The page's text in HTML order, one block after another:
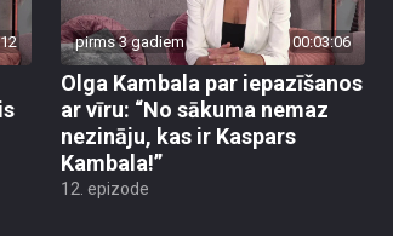
pirms 3 gadiem 00:03:06
Olga Kambala par iepazīšanos
ar vīru: “No sākuma nemaz
nezināju, kas ir Kaspars
Kambala!”
12. epizode